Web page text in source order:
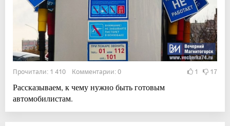
Прочитали: 1 410 Комментарии: 0 1 17
Рассказываем, к чему нужно быть готовым
автомобилистам.